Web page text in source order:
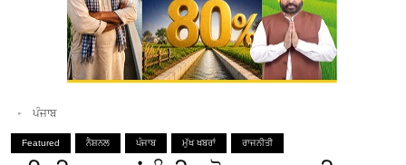
ਪੰਜਾਬ
Featured ਨੈਸ਼ਨਲ ਪੰਜਾਬ ਮੁੱਖ ਖਬਰਾਂ ਰਾਜਨੀਤੀ